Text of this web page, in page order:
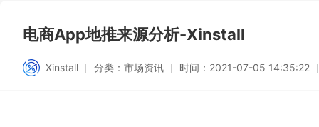
电商App地推来源分析-Xinstall
Xinstall 分类： 市场资讯 时间： 2021-07-05 14:35:22